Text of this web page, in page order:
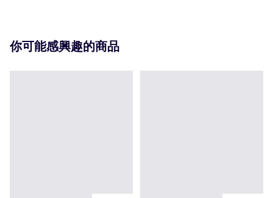
你可能感興趣的商品